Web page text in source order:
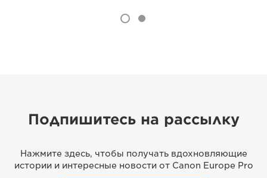
Подпишитесь на рассылку
Нажмите здесь, чтобы получать вдохновляющие
истории и интересные новости от Canon Europe Pro